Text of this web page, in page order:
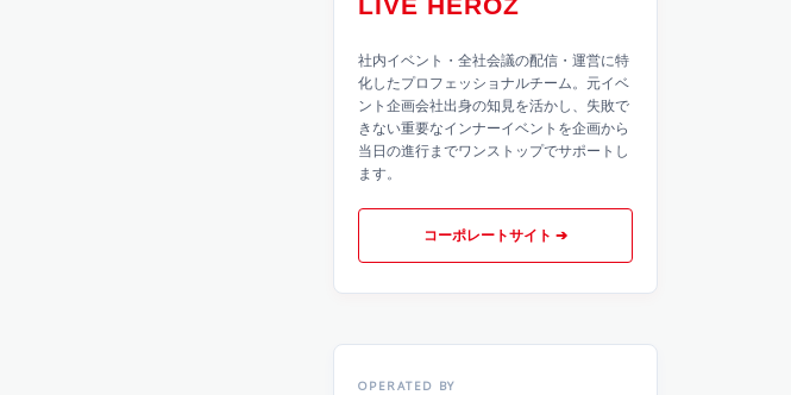
社内イベント・全社会議の配信・運営に特
化したプロフェッショナルチーム。元イベ
ント企画会社出身の知見を活かし、失敗で
きない重要なインナーイベントを企画から
当日の進行までワンストップでサポートし
ます。
コーポレートサイト ➔
OPERATED BY